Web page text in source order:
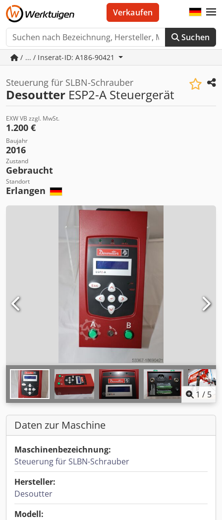
Suchen
Verkaufen
/ ... / Inserat-ID: A186-90421
Steuerung für SLBN-Schrauber
Desoutter ESP2-A Steuergerät
EXW VB zzgl. MwSt.
1.200 €
Baujahr
2016
Zustand
Gebraucht
Standort
Erlangen
1 / 5
Daten zur Maschine
Maschinenbezeichnung:
Steuerung für SLBN-Schrauber
Hersteller:
Desoutter
Modell: